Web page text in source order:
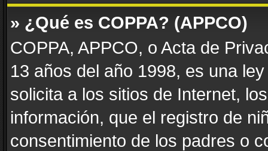
» ¿Qué es COPPA? (APPCO)
COPPA, APPCO, o Acta de
13 años del año 1998, es una
solicita a los sitios de Internet,
información, que el registro de
consentimiento de los padres o